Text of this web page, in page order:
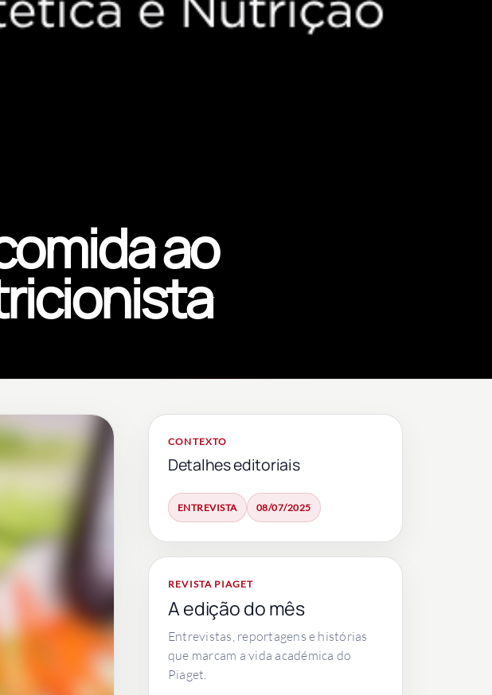
ao
CONTEXTO
Detalhes editoriais
ENTREVISTA 08/07/2025
REVISTA PIAGET
A edição do mês
Entrevistas, reportagens e histórias
que marcam a vida académica do
Piaget.